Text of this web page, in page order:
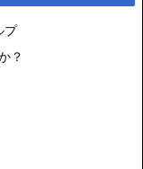
プ
？